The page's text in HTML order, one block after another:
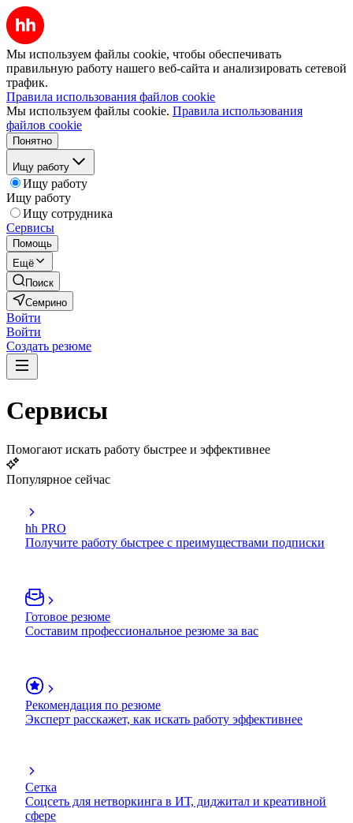
Мы используем файлы cookie, чтобы обеспечивать
правильную работу нашего веб-сайта и анализировать сетевой
трафик.
Правила использования файлов cookie
Мы используем файлы cookie. Правила использования
файлов cookie
Понятно
Ищу работу
Ищу работу
Ищу работу
Ищу сотрудника
Сервисы
Помощь
Ещё
Поиск
Семрино
Войти
Войти
Создать резюме
Сервисы
Помогают искать работу быстрее и эффективнее
Популярное сейчас
hh PRO
Получите работу быстрее с преимуществами подписки
Готовое резюме
Составим профессиональное резюме за вас
Рекомендация по резюме
Эксперт расскажет, как искать работу эффективнее
Сетка
Соцсеть для нетворкинга в ИТ, диджитал и креативной
сфере